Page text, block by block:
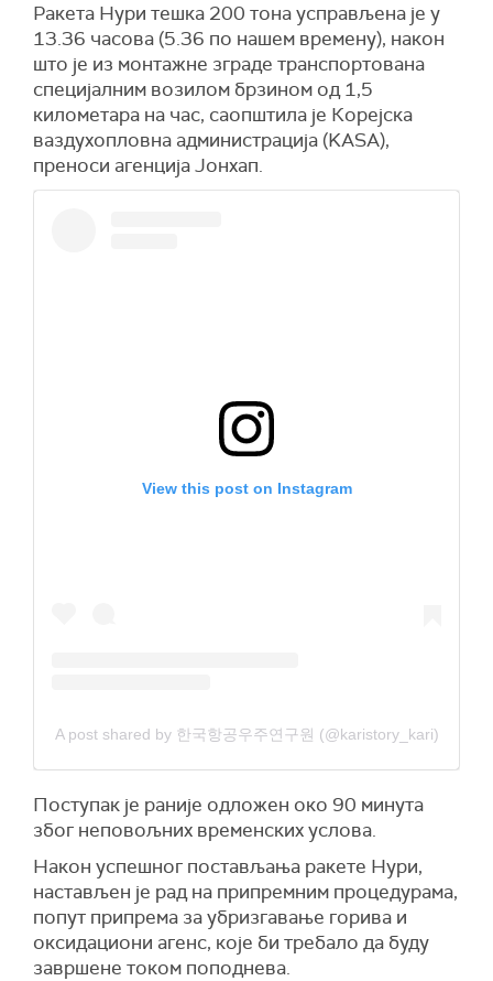
Ракета Нури тешка 200 тона усправљена је у
13.36 часова (5.36 по нашем времену), након
што је из монтажне зграде транспортована
специјалним возилом брзином од 1,5
километара на час, саопштила је Корејска
ваздухопловна администрација (KASA),
преноси агенција Јонхап.
View this post on Instagram
A post shared by 한국항공우주연구원 (@karistory_kari)
Поступак је раније одложен око 90 минута
због неповољних временских услова.
Након успешног постављања ракете Нури,
настављен је рад на припремним процедурама,
попут припрема за убризгавање горива и
оксидациони агенс, које би требало да буду
завршене током поподнева.